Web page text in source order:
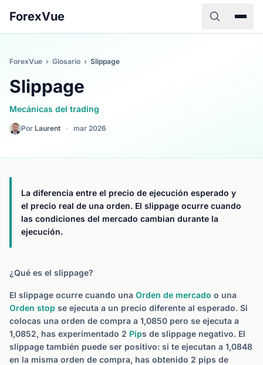
ForexVue
ForexVue › Glosario › Slippage
Slippage
Mecánicas del trading
Por Laurent · mar 2026
La diferencia entre el precio de ejecución esperado y
el precio real de una orden. El slippage ocurre cuando
las condiciones del mercado cambian durante la
ejecución.
¿Qué es el slippage?
El slippage ocurre cuando una Orden de mercado o una
Orden stop se ejecuta a un precio diferente al esperado. Si
colocas una orden de compra a 1,0850 pero se ejecuta a
1,0852, has experimentado 2 Pips de slippage negativo. El
slippage también puede ser positivo: si te ejecutan a 1,0848
en la misma orden de compra, has obtenido 2 pips de